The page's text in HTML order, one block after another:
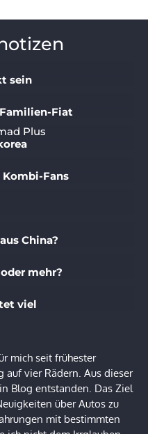
sein
Fiat
Plus
Kombi-Fans
China?
mehr?
viel
mich seit frühester
auf vier Rädern. Aus dieser
Blog entstanden. Das Ziel
über Autos zu
mit bestimmten